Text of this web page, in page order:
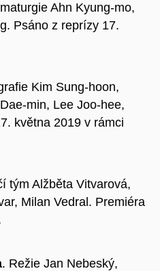
Ahn Kyung-mo,
Psáno z reprízy 17.
Kim Sung-hoon,
min, Lee Joo-hee,
května 2019 v rámci
tým Alžběta Vitvarová,
Milan Vedral. Premiéra
. Režie Jan Nebeský,